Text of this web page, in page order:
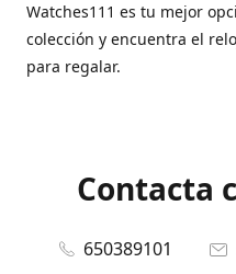
Watches111 es tu mejor
colección y encuentra el
para regalar.
Contacta
650389101